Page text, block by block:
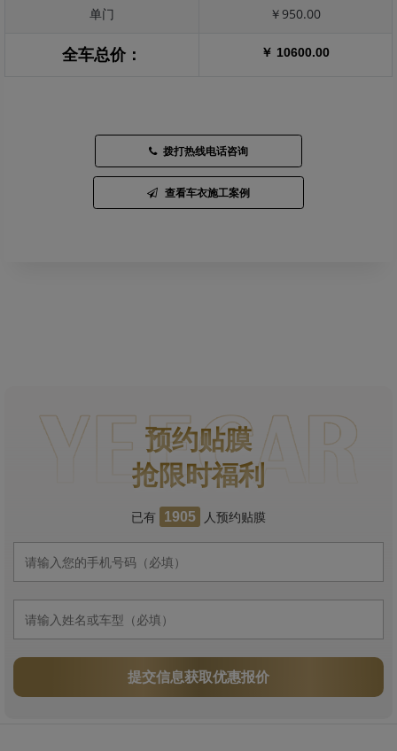
单门 ￥950.00
全车总价： ￥ 10600.00
拨打热线电话咨询
查看车衣施工案例
预约贴膜
抢限时福利
已有 1905 人预约贴膜
提交信息获取优惠报价